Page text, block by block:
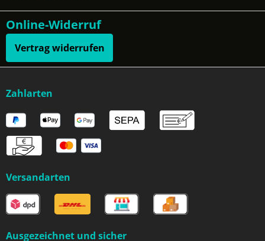
Online-Widerruf
Vertrag widerrufen
Zahlarten
Versandarten
Ausgezeichnet und sicher